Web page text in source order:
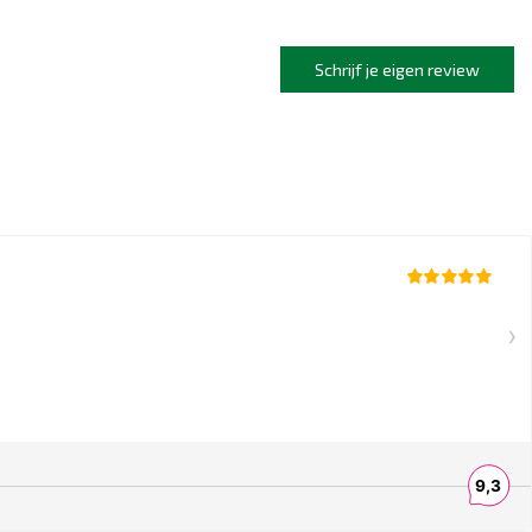
Schrijf je eigen review